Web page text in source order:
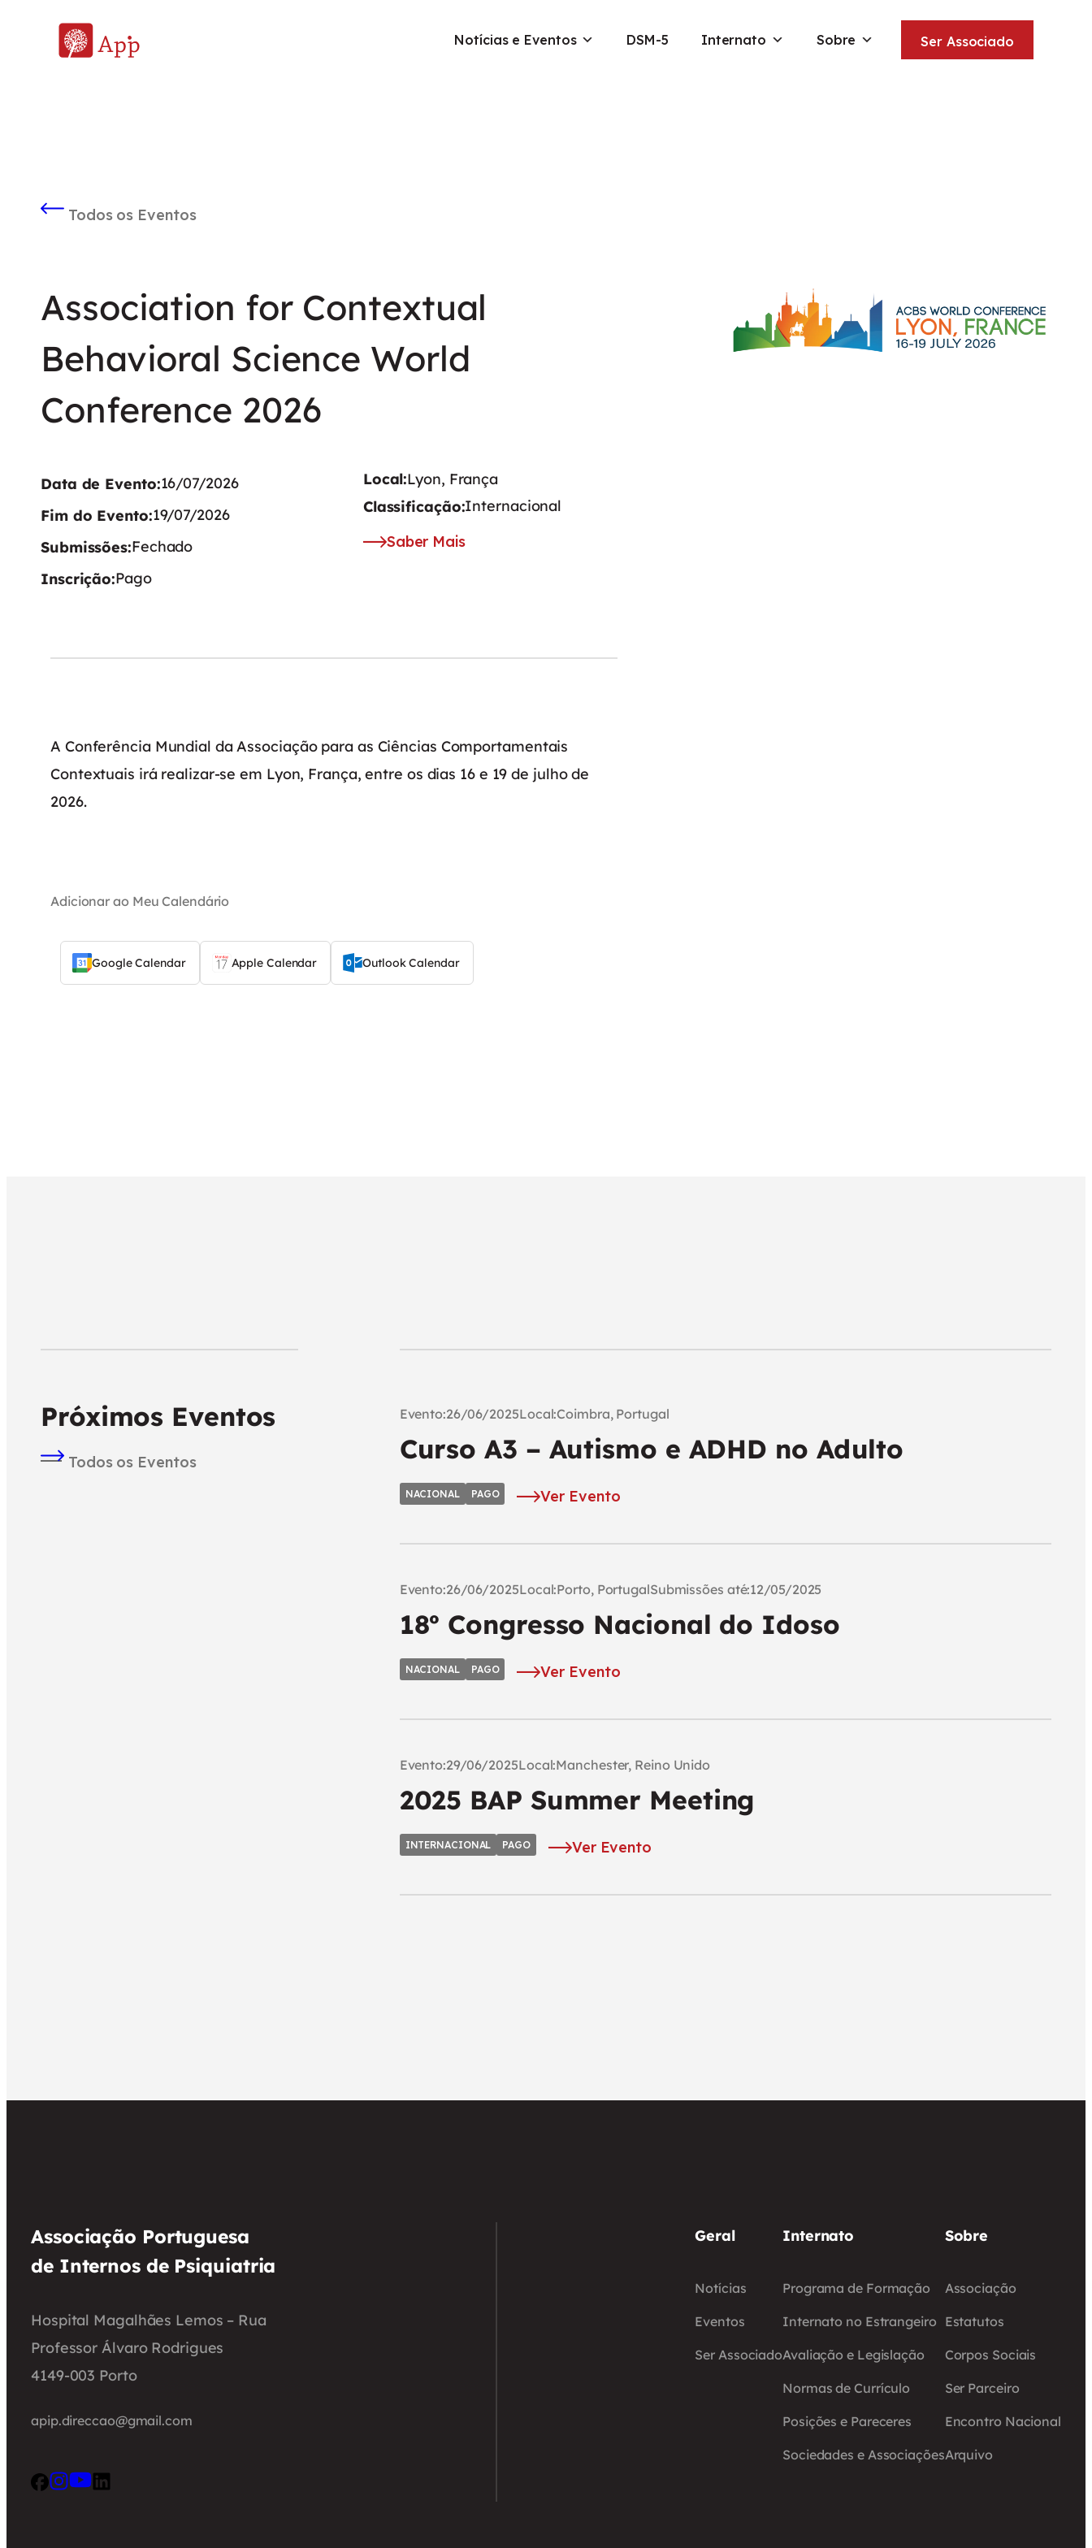
Notícias e Eventos DSM-5 Internato Sobre Ser Associado
Todos os Eventos
Association for Contextual
Behavioral Science World
Conference 2026
Data de Evento:16/07/2026
Fim do Evento:19/07/2026
Submissões:Fechado
Inscrição:Pago
Local:Lyon, França
Classificação:Internacional
Saber Mais
A Conferência Mundial da Associação para as Ciências Comportamentais
Contextuais irá realizar-se em Lyon, França, entre os dias 16 e 19 de julho de
2026.
Adicionar ao Meu Calendário
Google Calendar Apple Calendar Outlook Calendar
Próximos Eventos
Todos os Eventos
Evento:26/06/2025Local:Coimbra, Portugal
Curso A3 – Autismo e ADHD no Adulto
NACIONAL PAGO Ver Evento
Evento:26/06/2025Local:Porto, PortugalSubmissões até:12/05/2025
18º Congresso Nacional do Idoso
NACIONAL PAGO Ver Evento
Evento:29/06/2025Local:Manchester, Reino Unido
2025 BAP Summer Meeting
INTERNACIONAL PAGO Ver Evento
Associação Portuguesa
de Internos de Psiquiatria
Hospital Magalhães Lemos – Rua
Professor Álvaro Rodrigues
4149-003 Porto
apip.direccao@gmail.com
Geral
Notícias
Eventos
Ser Associado
Internato
Programa de Formação
Internato no Estrangeiro
Avaliação e Legislação
Normas de Currículo
Posições e Pareceres
Sociedades e Associações
Sobre
Associação
Estatutos
Corpos Sociais
Ser Parceiro
Encontro Nacional
Arquivo